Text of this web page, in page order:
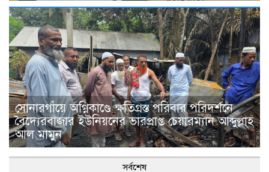
সোনারগাঁয়ে অগ্নিকাণ্ডে ক্ষতিগ্রস্ত পরিবার পরিদর্শনে
বৈদ্যেরবাজার ইউনিয়নের ভারপ্রাপ্ত চেয়ারম্যান আব্দুল্লাহ
আল মামুন
সর্বশেষ